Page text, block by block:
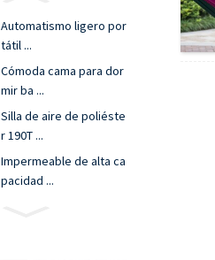
Automatismo ligero por
tátil ...
Cómoda cama para dor
mir ba ...
Silla de aire de poliéste
r 190T ...
Impermeable de alta ca
pacidad ...